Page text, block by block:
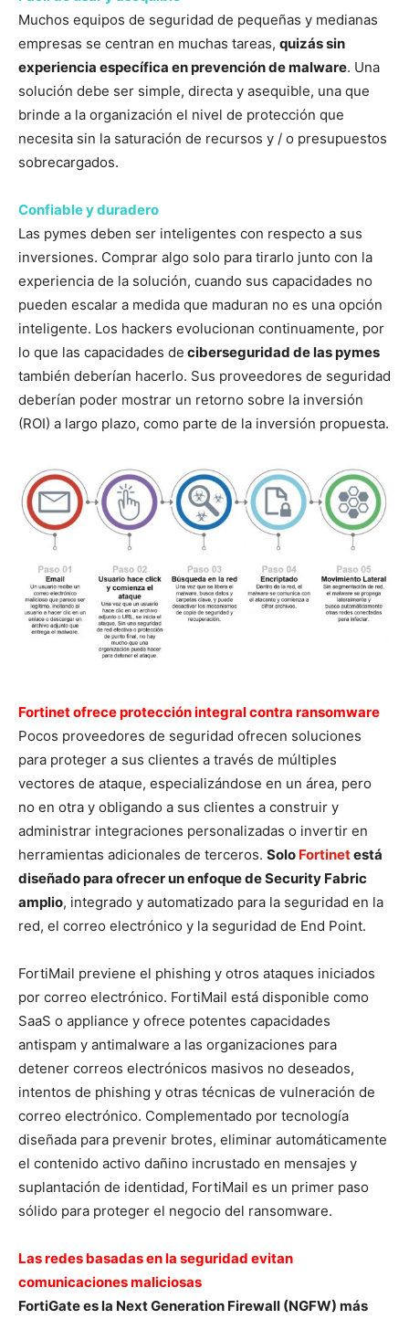
Muchos equipos de seguridad de pequeñas y medianas
empresas se centran en muchas tareas, quizás sin
experiencia específica en prevención de malware. Una
solución debe ser simple, directa y asequible, una que
brinde a la organización el nivel de protección que
necesita sin la saturación de recursos y / o presupuestos
sobrecargados.
Confiable y duradero
Las pymes deben ser inteligentes con respecto a sus
inversiones. Comprar algo solo para tirarlo junto con la
experiencia de la solución, cuando sus capacidades no
pueden escalar a medida que maduran no es una opción
inteligente. Los hackers evolucionan continuamente, por
lo que las capacidades de ciberseguridad de las pymes
también deberían hacerlo. Sus proveedores de seguridad
deberían poder mostrar un retorno sobre la inversión
(ROI) a largo plazo, como parte de la inversión propuesta.
Fortinet ofrece protección integral contra ransomware
Pocos proveedores de seguridad ofrecen soluciones
para proteger a sus clientes a través de múltiples
vectores de ataque, especializándose en un área, pero
no en otra y obligando a sus clientes a construir y
administrar integraciones personalizadas o invertir en
herramientas adicionales de terceros. Solo Fortinetestá
diseñado para ofrecer un enfoque de Security Fabric
amplio, integrado y automatizado para la seguridad en la
red, el correo electrónico y la seguridad de End Point.
FortiMail previene el phishing y otros ataques iniciados
por correo electrónico. FortiMail está disponible como
SaaS o appliance y ofrece potentes capacidades
antispam y antimalware a las organizaciones para
detener correos electrónicos masivos no deseados,
intentos de phishing y otras técnicas de vulneración de
correo electrónico. Complementado por tecnología
diseñada para prevenir brotes, eliminar automáticamente
el contenido activo dañino incrustado en mensajes y
suplantación de identidad, FortiMail es un primer paso
sólido para proteger el negocio del ransomware.
Las redes basadas en la seguridad evitan
comunicaciones maliciosas
FortiGate es la Next Generation Firewall (NGFW) más